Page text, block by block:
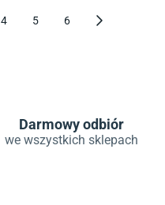
4 5 6
Darmowy odbiór
we wszystkich sklepach